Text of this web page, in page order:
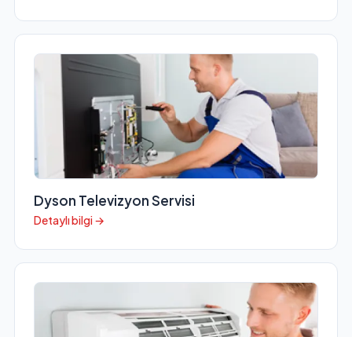
Dyson Televizyon Servisi
Detaylı bilgi →